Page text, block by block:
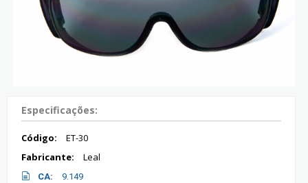
Especificações:
Código:
ET-30
Fabricante:
Leal
CA: 9.149